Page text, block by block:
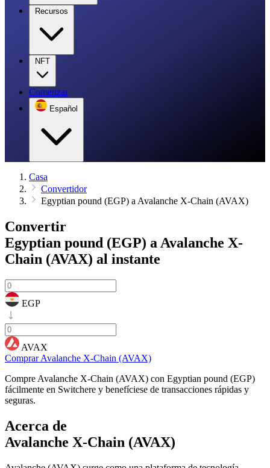
Recursos
NFT
Comenzar
Español
Casa
Convertidor
Egyptian pound (EGP) a Avalanche X-Chain (AVAX)
Convertir
Egyptian pound (EGP) a Avalanche X-
Chain (AVAX) al instante
EGP
AVAX
Comprar Avalanche X-Chain (AVAX)
Compre Avalanche X-Chain (AVAX) con Egyptian pound (EGP)
fácilmente en Switchere y benefíciese de transacciones rápidas y
seguras.
Acerca de
Avalanche X-Chain (AVAX)